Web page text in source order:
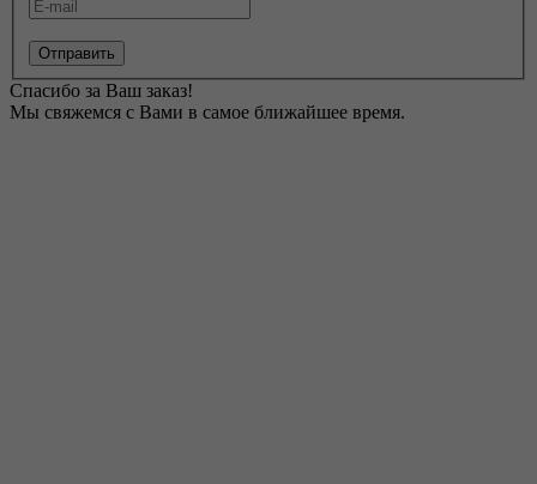
Отправить
Спасибо за Ваш заказ!
Мы свяжемся с Вами в самое ближайшее время.